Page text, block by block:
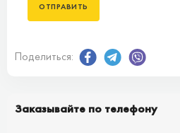
Поделиться:
Заказывайте по телефону